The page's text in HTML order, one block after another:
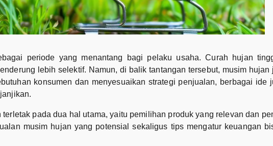
periode yang menantang bagi pelaku usaha. Curah hujan
lebih selektif. Namun, di balik tantangan tersebut, musim
konsumen dan menyesuaikan strategi penjualan, berbagai ide
pada dua hal utama, yaitu pemilihan produk yang relevan dan
musim hujan yang potensial sekaligus tips mengatur keuangan